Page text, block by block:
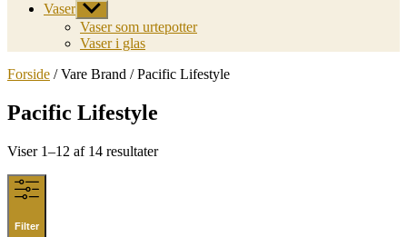
Vaser Vis
undermenu
Vaser som urtepotter
Vaser i glas
Forside / Vare Brand / Pacific Lifestyle
Pacific Lifestyle
Viser 1–12 af 14 resultaterSorted
Filter